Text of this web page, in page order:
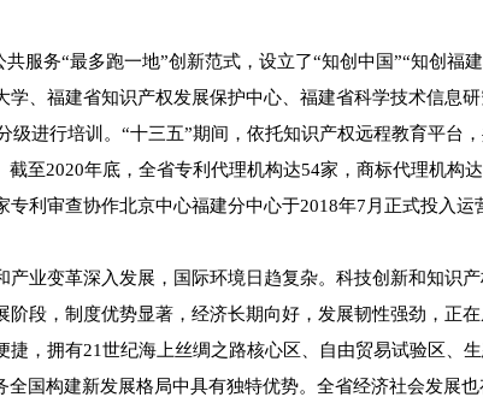
务“最多跑一地”创新范式，设立了“知创中国”“知创福
、福建省知识产权发展保护中心、福建省科学技术信息
进行培训。“十三五”期间，依托知识产权远程教育平台
至2020年底，全省专利代理机构达54家，商标代理机构
利审查协作北京中心福建分中心于2018年7月正式投入运
变革深入发展，国际环境日趋复杂。科技创新和知识
段，制度优势显著，经济长期向好，发展韧性强劲，正
拥有21世纪海上丝绸之路核心区、自由贸易试验区、生
国构建新发展格局中具有独特优势。全省经济社会发展